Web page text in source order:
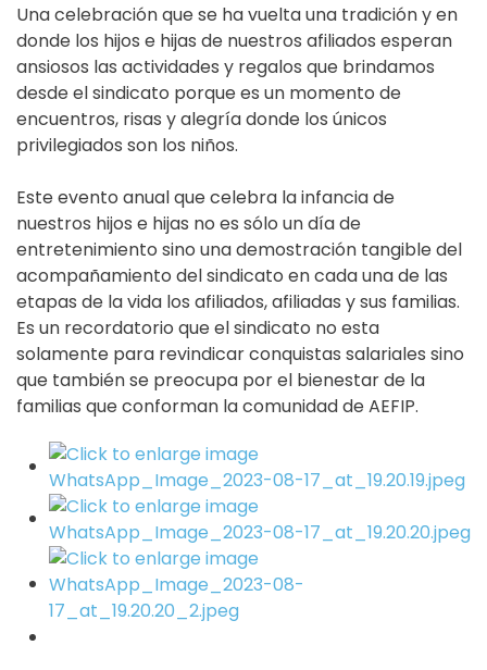
Una celebración que se ha vuelta una tradición y en
donde los hijos e hijas de nuestros afiliados esperan
ansiosos las actividades y regalos que brindamos
desde el sindicato porque es un momento de
encuentros, risas y alegría donde los únicos
privilegiados son los niños.
Este evento anual que celebra la infancia de
nuestros hijos e hijas no es sólo un día de
entretenimiento sino una demostración tangible del
acompañamiento del sindicato en cada una de las
etapas de la vida los afiliados, afiliadas y sus familias.
Es un recordatorio que el sindicato no esta
solamente para revindicar conquistas salariales sino
que también se preocupa por el bienestar de la
familias que conforman la comunidad de AEFIP.